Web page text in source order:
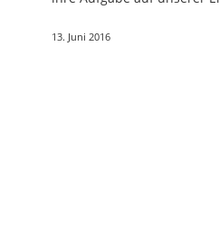
bitten. Mit Hilfe
13. Juni 2016